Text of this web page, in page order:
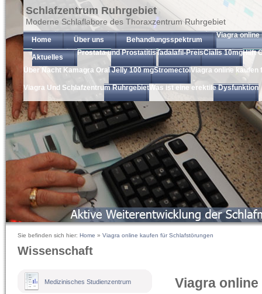
Schlafzentrum Ruhrgebiet
Moderne Schlaflabore des Thoraxzentrum Ruhrgebiet
Home Über uns Behandlungsspektrum
Viagra
Aktuelles
Prostata und ProstatitisTadalafil-PreisCialis 10mgHilft
Über Nacht Kamagra Oral Jelly 100 mgStromectolViagra online kaufen
Viagra Und Schlafzentrum RuhrgebietWas ist eine erektile Dysfunktion
Sie befinden sich hier: Home » Viagra online kaufen für Schlafstörungen
Wissenschaft
Medizinisches Studienzentrum Viagra